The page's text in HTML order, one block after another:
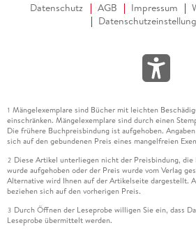
Datenschutz AGB Impressum
1 Mängelexemplare sind Bücher mit leichten
einschränken. Mängelexemplare sind durch einen
Die frühere Buchpreisbindung ist aufgehoben.
sich auf den gebundenen Preis eines mangelfreien
2 Diese Artikel unterliegen nicht der Preisbindung,
wurde aufgehoben oder der Preis wurde vom Verlag
Alternative wird Ihnen auf der Artikelseite dargestellt.
beziehen sich auf den vorherigen Preis.
3 Durch Öffnen der Leseprobe willigen Sie ein, dass
Leseprobe übermittelt werden.